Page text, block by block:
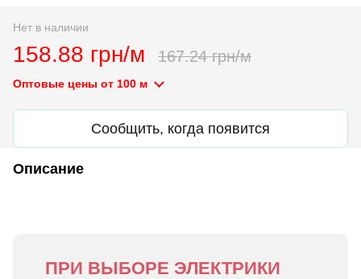
Нет в наличии
158.88 грн/м 167.24 грн/м
Оптовые цены от 100 м
Сообщить, когда появится
Описание
ПРИ ВЫБОРЕ ЭЛЕКТРИКИ